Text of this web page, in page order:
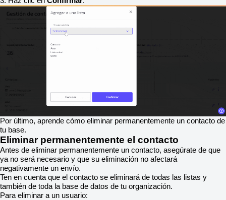
Por último, aprende cómo eliminar permanentemente un contacto de
tu base.
Eliminar permanentemente el contacto
Antes de eliminar permanentemente un contacto, asegúrate de que
ya no será necesario y que su eliminación no afectará
negativamente un envío.
Ten en cuenta que el contacto se eliminará de todas las listas y
también de toda la base de datos de tu organización.
Para eliminar a un usuario: